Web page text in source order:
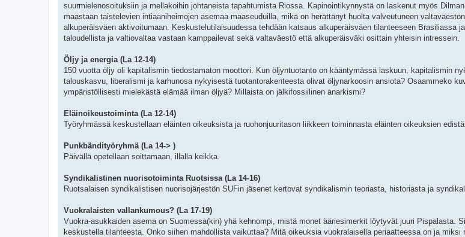
suurmielenosoituksiin ja mellakoihin johtaneista tapahtumista Riossa. Kapinointikynnystä on laskenut myös
maastaan taistelevien intiaaniheimojen asemaa maaseuduilla, mikä on herättänyt huolta valveutuneen
alkuperäisväen aktivoitumaan. Keskustelutilaisuudessa tehdään katsaus alkuperäisväen tilanteeseen Brasiliassa
taloudellista ja valtiovaltaa vastaan kamppailevat sekä valtaväestö että alkuperäisväki osittain yhteisin intressein.
Öljy ja energia (La 12-14)
150 vuotta öljy oli kapitalismin tiedostamaton moottori. Kun öljyntuotanto on kääntymässä laskuun, kapitalismin
talouskasvu, liberalismi ja karhunosa nykyisestä tuotantorakenteesta olivat öljynarkoosin ansiota? Osaammeko
ympäristöllisesti mielekästä elämää ilman öljyä? Millaista on jälkifossiilinen anarkismi?
Eläinoikeustoiminta (La 12-14)
Työryhmässä keskustellaan eläinten oikeuksista ja ruohonjuuritason liikkeen toiminnasta eläinten oikeuksien
Punkbändityöryhmä (La 14-> )
Päivällä opetellaan soittamaan, illalla keikka.
Syndikalistinen nuorisotoiminta Ruotsissa (La 14-16)
Ruotsalaisen syndikalistisen nuorisojärjestön SUFin jäsenet kertovat syndikalismin teoriasta, historiasta ja
Vuokralaisten vallankumous? (La 17-19)
Vuokra-asukkaiden asema on Suomessa(kin) yhä kehnompi, mistä monet ääriesimerkit löytyvät juuri Pispalasta.
keskustella tilanteesta. Onko siihen mahdollista vaikuttaa? Mitä oikeuksia vuokralaisella periaatteessa on ja